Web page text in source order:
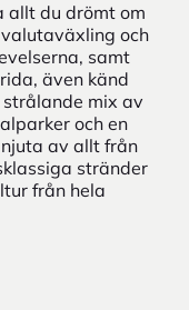
allt du drömt om
och
samt
även känd
strålande mix av
och en
av allt från
stränder
från hela